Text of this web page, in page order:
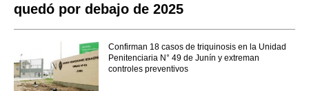
quedó por debajo de 2025
Confirman 18 casos de triquinosis en la Unidad
Penitenciaria N° 49 de Junín y extreman
controles preventivos